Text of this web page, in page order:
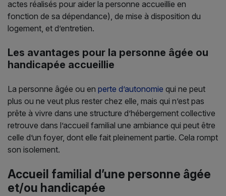
actes réalisés pour aider la personne accueillie en
fonction de sa dépendance), de mise à disposition du
logement, et d’entretien.
Les avantages pour la personne âgée ou
handicapée accueillie
La personne âgée ou en perte d’autonomie qui ne peut
plus ou ne veut plus rester chez elle, mais qui n’est pas
prête à vivre dans une structure d’hébergement collective
retrouve dans l’accueil familial une ambiance qui peut être
celle d’un foyer, dont elle fait pleinement partie. Cela rompt
son isolement.
Accueil familial d’une personne âgée
et/ou handicapée